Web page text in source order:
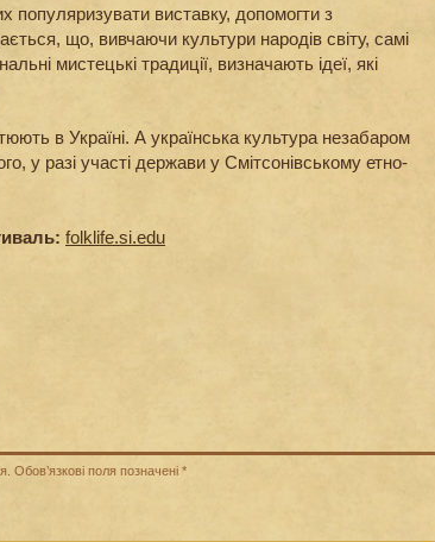
популяризувати виставку, допомогти з
що, вивчаючи культури народів світу, самі
мистецькі традиції, визначають ідеї, які
в Україні. А українська культура незабаром
у разі участі держави у Смітсонівському етно-
folklife.si.edu
Обов’язкові поля позначені *